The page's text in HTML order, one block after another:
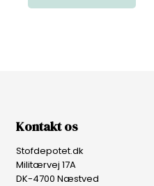
Kontakt os
Stofdepotet.dk
Militærvej 17A
DK-4700 Næstved